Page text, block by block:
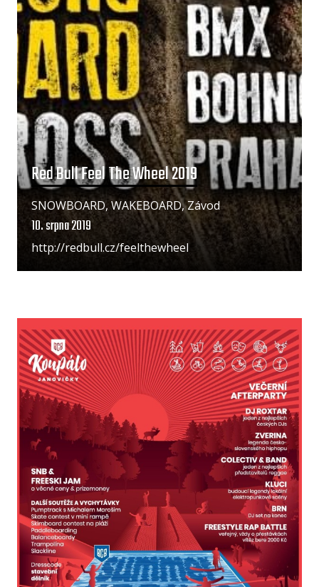
Red Bull Feel The Wheel 2019
http://redbull.cz/feelthewheel
10. srpna 2019
SNOWBOARD, WAKEBOARD, Závod